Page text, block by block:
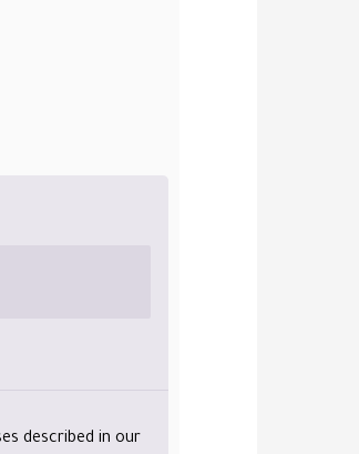
described in our